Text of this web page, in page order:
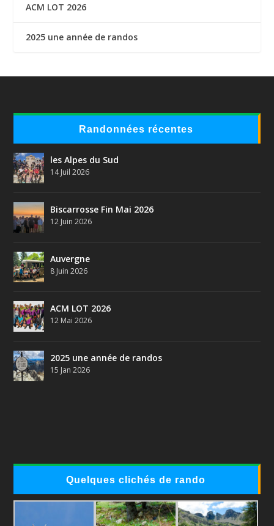
ACM LOT 2026
2025 une année de randos
Randonnées récentes
les Alpes du Sud
14 Juil 2026
Biscarrosse Fin Mai 2026
12 Juin 2026
Auvergne
8 Juin 2026
ACM LOT 2026
12 Mai 2026
2025 une année de randos
15 Jan 2026
Quelques clichés de rando